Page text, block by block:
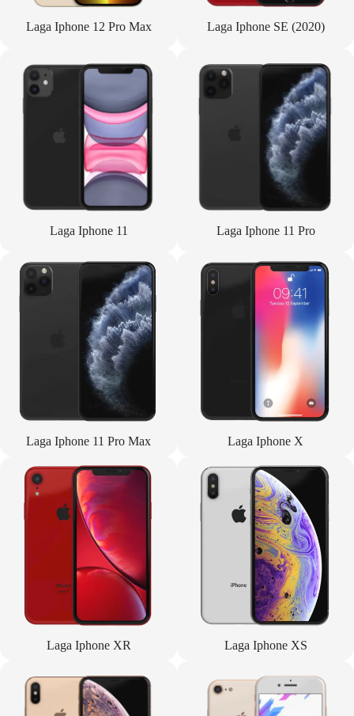
Laga Iphone 12 Pro Max Laga Iphone SE (2020)
Laga Iphone 11 Laga Iphone 11 Pro
Laga Iphone 11 Pro Max Laga Iphone X
Laga Iphone XR Laga Iphone XS